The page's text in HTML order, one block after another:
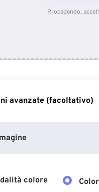
Procedendo,
avanzate (facoltativo)
colore